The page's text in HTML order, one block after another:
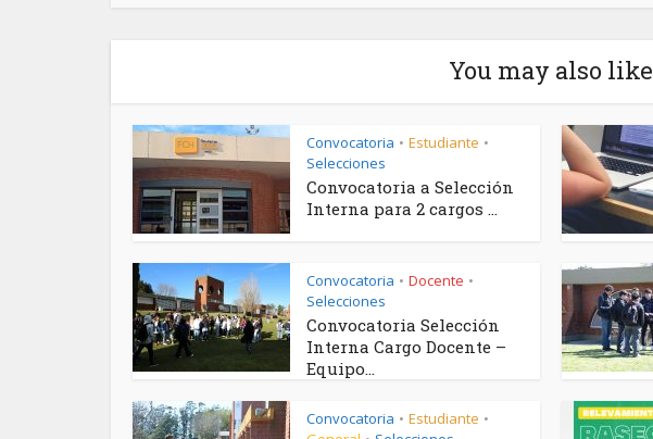
You may also like
Convocatoria • Estudiante •
Selecciones
Convocatoria a Selección
Interna para 2 cargos ...
Convocatoria • Docente •
Selecciones
Convocatoria Selección
Interna Cargo Docente –
Equipo...
Convocatoria • Estudiante •